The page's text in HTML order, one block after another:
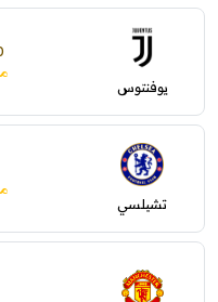
يوفنتوس
تشيلسي